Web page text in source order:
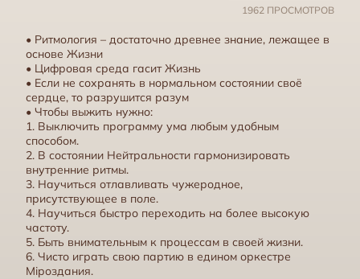
1962 ПРОСМОТРОВ
• Ритмология – достаточно древнее знание, лежащее в
основе Жизни
• Цифровая среда гасит Жизнь
• Если не сохранять в нормальном состоянии своё
сердце, то разрушится разум
• Чтобы выжить нужно:
1. Выключить программу ума любым удобным
способом.
2. В состоянии Нейтральности гармонизировать
внутренние ритмы.
3. Научиться отлавливать чужеродное,
присутствующее в поле.
4. Научиться быстро переходить на более высокую
частоту.
5. Быть внимательным к процессам в своей жизни.
6. Чисто играть свою партию в едином оркестре
Мiроздания.
Пульс Вселенной или время внутри нас